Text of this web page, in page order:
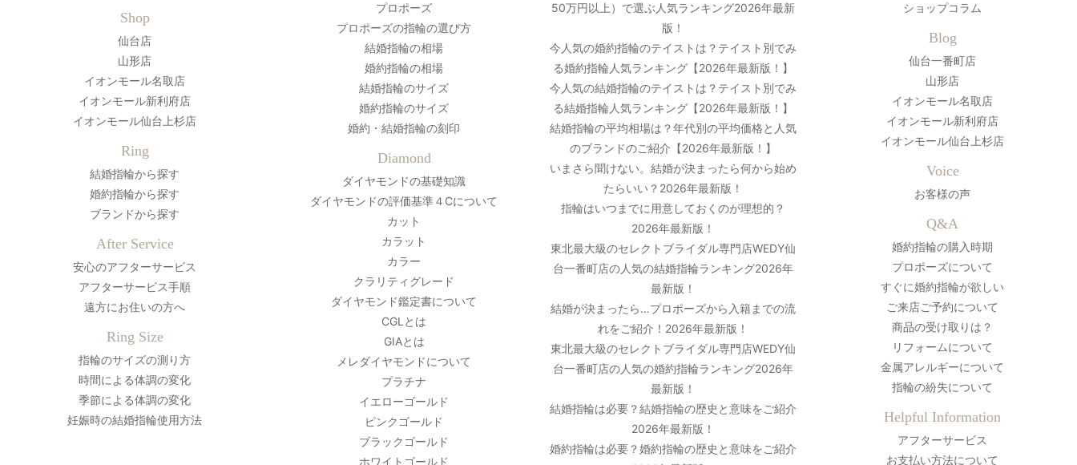
Shop
仙台店
山形店
イオンモール名取店
イオンモール新利府店
イオンモール仙台上杉店
Ring
結婚指輪から探す
婚約指輪から探す
ブランドから探す
After Service
安心のアフターサービス
アフターサービス手順
遠方にお住いの方へ
Ring Size
指輪のサイズの測り方
時間による体調の変化
季節による体調の変化
妊娠時の結婚指輪使用方法
プロポーズ
プロポーズの指輪の選び方
結婚指輪の相場
婚約指輪の相場
結婚指輪のサイズ
婚約指輪のサイズ
婚約・結婚指輪の刻印
Diamond
ダイヤモンドの基礎知識
ダイヤモンドの評価基準４Cについて
カット
カラット
カラー
クラリティグレード
ダイヤモンド鑑定書について
CGLとは
GIAとは
メレダイヤモンドについて
プラチナ
イエローゴールド
ピンクゴールド
ブラックゴールド
ホワイトゴールド
50万円以上）で選ぶ人気ランキング2026年最新
版！
今人気の婚約指輪のテイストは？テイスト別でみ
る婚約指輪人気ランキング【2026年最新版！】
今人気の結婚指輪のテイストは？テイスト別でみ
る結婚指輪人気ランキング【2026年最新版！】
結婚指輪の平均相場は？年代別の平均価格と人気
のブランドのご紹介【2026年最新版！】
いまさら聞けない。結婚が決まったら何から始め
たらいい？2026年最新版！
指輪はいつまでに用意しておくのが理想的？
2026年最新版！
東北最大級のセレクトブライダル専門店WEDY仙
台一番町店の人気の結婚指輪ランキング2026年
最新版！
結婚が決まったら…プロポーズから入籍までの流
れをご紹介！2026年最新版！
東北最大級のセレクトブライダル専門店WEDY仙
台一番町店の人気の婚約指輪ランキング2026年
最新版！
結婚指輪は必要？結婚指輪の歴史と意味をご紹介
2026年最新版！
婚約指輪は必要？婚約指輪の歴史と意味をご紹介
ショップコラム
Blog
仙台一番町店
山形店
イオンモール名取店
イオンモール新利府店
イオンモール仙台上杉店
Voice
お客様の声
Q&A
婚約指輪の購入時期
プロポーズについて
すぐに婚約指輪が欲しい
ご来店ご予約について
商品の受け取りは？
リフォームについて
金属アレルギーについて
指輪の紛失について
Helpful Information
アフターサービス
お支払い方法について